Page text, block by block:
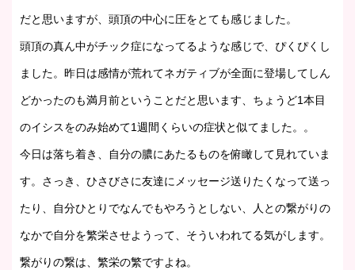
だと思いますが、頭頂の中心に圧をとても感じました。
頭頂の真ん中がチック症になってるような感じで、ぴくぴくし
ました。昨日は感情が荒れてネガティブが全面に登場してしん
どかったのも満月前ということだと思います、ちょうど1本目
のイシスをのみ始めて1週間くらいの症状と似てました。。
今日は落ち着き、自分の膿にあたるものを俯瞰して見れていま
す。さっき、ひさびさに友達にメッセージ送りたくなって送っ
たり、自分ひとりでなんでもやろうとしない、人との繋がりの
なかで自分を繁栄させようって、そういわれてる気がします。
繋がりの繋は、繁栄の繁ですよね。